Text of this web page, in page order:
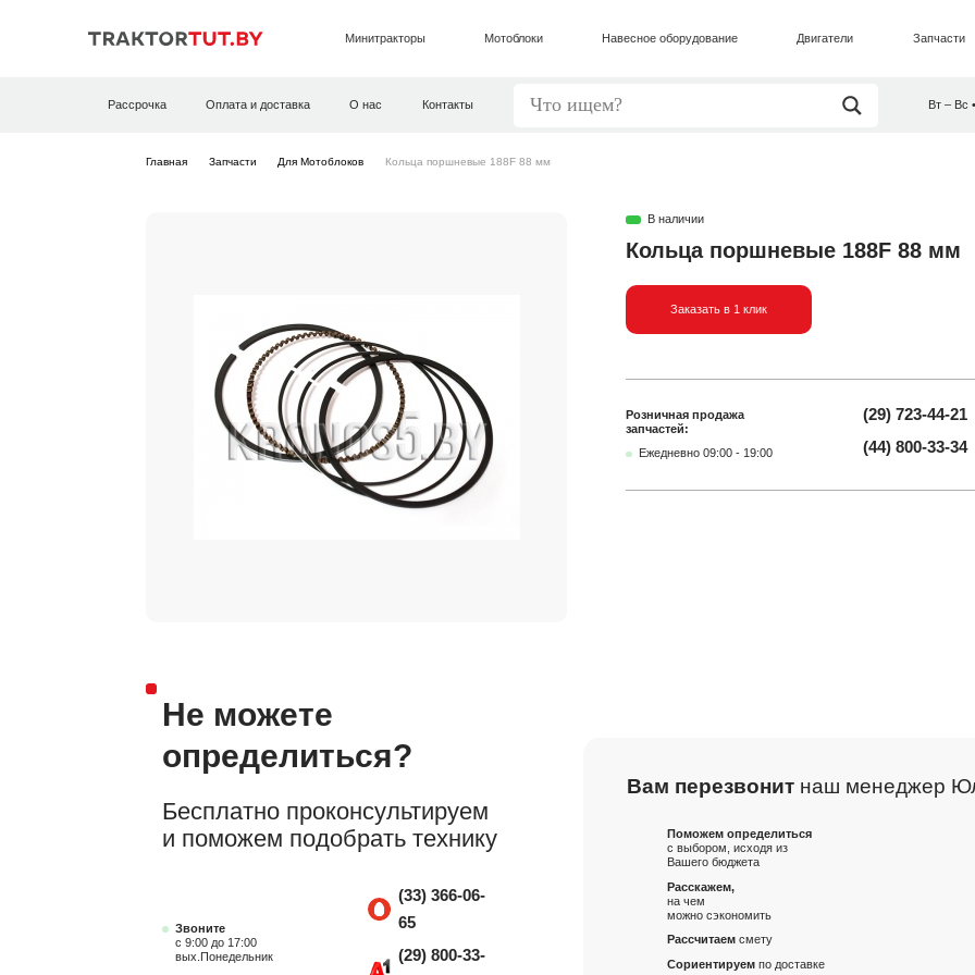
Минитракторы Мотоблоки Навесное оборудование Двигатели Запчасти
Рассрочка Оплата и доставка О нас Контакты Вт – Вс
Главная Запчасти Для Мотоблоков Кольца поршневые 188F 88 мм
В наличии
Кольца поршневые 188F 88 мм
Заказать в 1 клик
Розничная продажа
запчастей:
Ежедневно 09:00 - 19:00
(29) 723-44-21
(44) 800-33-34
Не можете
определиться?
Бесплатно проконсультируем
и поможем подобрать технику
Звоните
с 9:00 до 17:00
вых.Понедельник
(33) 366-06-
65
(29) 800-33-
Вам перезвонит наш менеджер
Поможем определиться
с выбором, исходя из
Вашего бюджета
Расскажем,
на чем
можно сэкономить
Рассчитаем смету
Сориентируем по доставке